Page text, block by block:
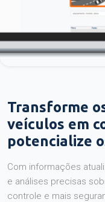
Transforme
veículos em
potencialize
Com informações
e análises precisas
controle e mais